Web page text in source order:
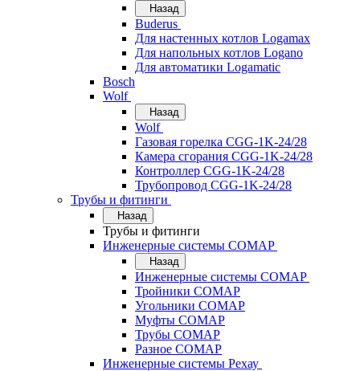
Назад
Buderus
Для настенных котлов Logamax
Для напольных котлов Logano
Для автоматики Logamatic
Bosch
Wolf
Назад
Wolf
Газовая горелка CGG-1K-24/28
Камера сгорания CGG-1K-24/28
Контроллер CGG-1K-24/28
Трубопровод CGG-1K-24/28
Трубы и фитинги
Назад
Трубы и фитинги
Инженерные системы COMAP
Назад
Инженерные системы COMAP
Тройники COMAP
Угольники COMAP
Муфты COMAP
Трубы COMAP
Разное COMAP
Инженерные системы Рехау